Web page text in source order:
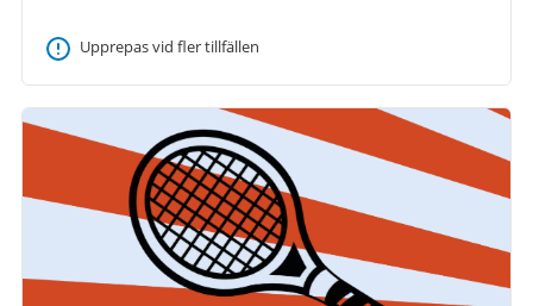
Upprepas vid fler tillfällen